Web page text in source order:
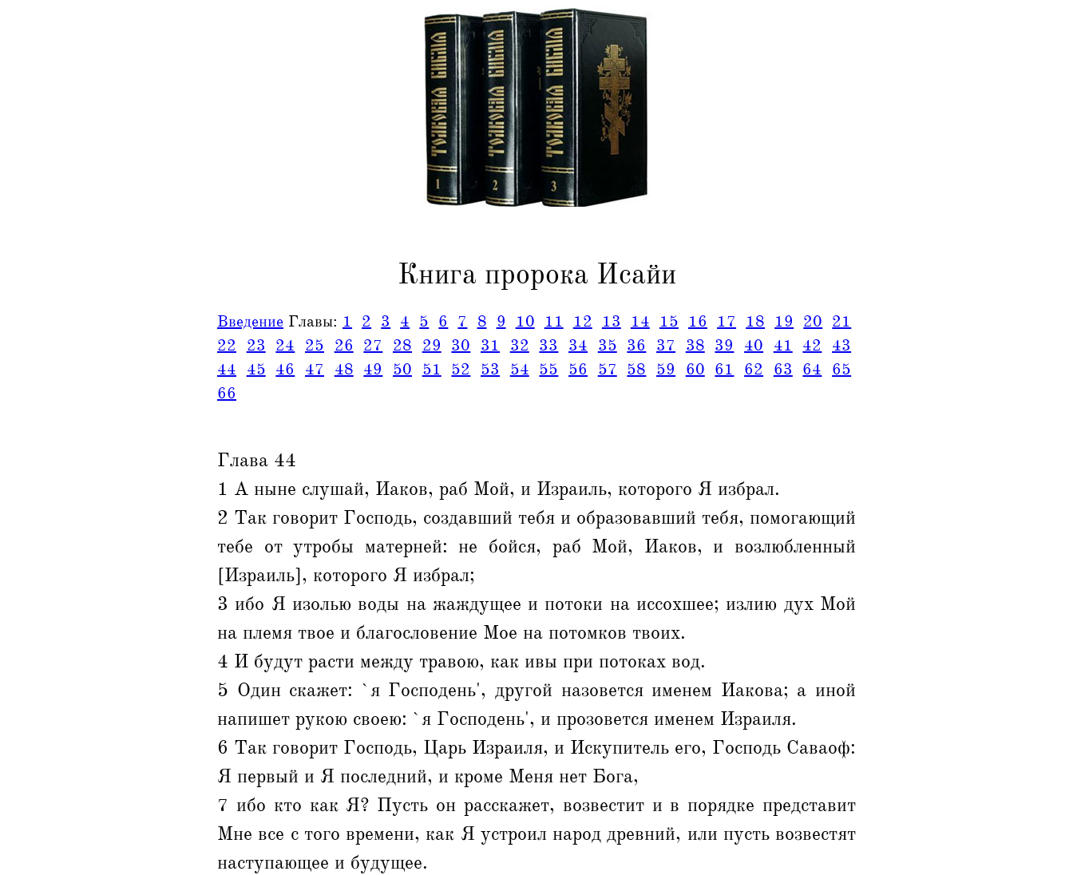
Книга пророка Исайи
Введение Главы: 1 2 3 4 5 6 7 8 9 10 11 12 13 14 15 16 17 18 19 20 21
22
23 24 25 26 27 28 29 30 31 32 33 34 35 36 37 38 39 40 41 42
43
44 45 46 47 48 49 50 51 52 53 54 55 56 57 58 59 60 61 62 63 64 65
66
Глава 44
1 А ныне слушай, Иаков, раб Мой, и Израиль, которого Я избрал.
2 Так говорит Господь, создавший тебя и образовавший тебя, помогающий
тебе от утробы матерней: не бойся, раб Мой, Иаков, и возлюбленный
[Израиль], которого Я избрал;
3 ибо Я изолью воды на жаждущее и потоки на иссохшее; излию дух Мой
на племя твое и благословение Мое на потомков твоих.
4 И будут расти между травою, как ивы при потоках вод.
5 Один скажет: `я Господень', другой назовется именем Иакова; а иной
напишет рукою своею: `я Господень', и прозовется именем Израиля.
6 Так говорит Господь, Царь Израиля, и Искупитель его, Господь Саваоф:
Я первый и Я последний, и кроме Меня нет Бога,
7 ибо кто как Я? Пусть он расскажет, возвестит и в порядке представит
Мне все с того времени, как Я устроил народ древний, или пусть возвестят
наступающее и будущее.